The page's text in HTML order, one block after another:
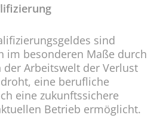
sind
im besonderen Maße durch
Arbeitswelt der Verlust
eine berufliche
eine zukunftssichere
Betrieb ermöglicht.